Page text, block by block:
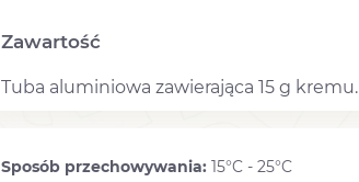
Zawartość
Tuba aluminiowa zawierająca 15 g kremu.
Sposób przechowywania: 15°C - 25°C